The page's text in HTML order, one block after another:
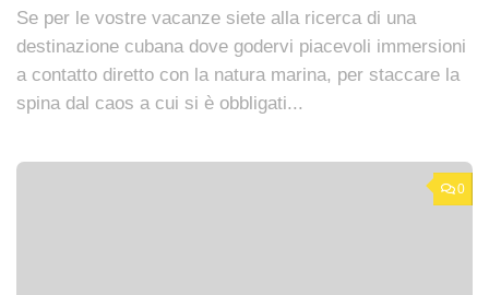
Se per le vostre vacanze siete alla ricerca di una
destinazione cubana dove godervi piacevoli immersioni
a contatto diretto con la natura marina, per staccare la
spina dal caos a cui si è obbligati...
0